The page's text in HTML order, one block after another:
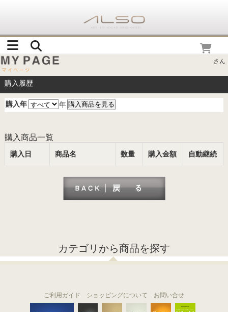
さん
購入履歴
購入年 年
購入商品一覧
購入日 商品名 数量 購入金額 自動継続
カテゴリから商品を探す
ご利用ガイド ショッピングについて お問い合せ